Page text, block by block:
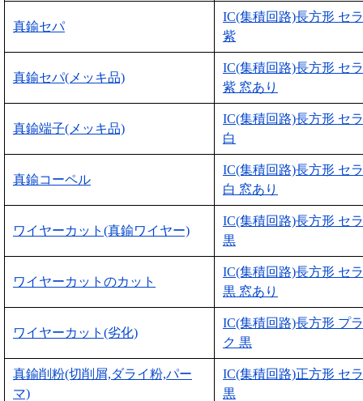
真鍮セパ
IC(集積回路)長方形 セ
紫
真鍮セパ(メッキ品)
IC(集積回路)長方形 セ
紫 窓あり
真鍮端子(メッキ品)
IC(集積回路)長方形 セ
白
真鍮コーペル
IC(集積回路)長方形 セ
白 窓あり
ワイヤーカット(真鍮ワイヤー)
IC(集積回路)長方形 セ
黒
ワイヤーカットのカット
IC(集積回路)長方形 セ
黒 窓あり
ワイヤーカット(劣化)
IC(集積回路)長方形 プ
ク 黒
真鍮削粉(切削屑,ダライ粉,パー
マ)
IC(集積回路)正方形 セ
黒